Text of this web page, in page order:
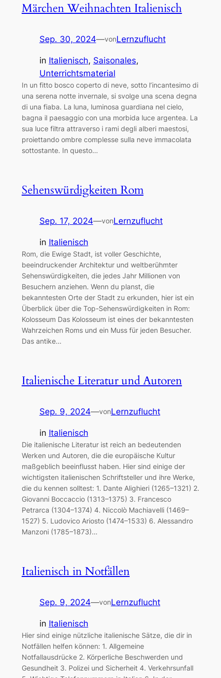
Märchen Weihnachten Italienisch
Sep. 30, 2024—vonLernzuflucht
in Italienisch, Saisonales
Unterrichtsmaterial
In un fitto bosco coperto di neve, sotto l’incantesimo di
una serena notte invernale, si svolge una scena degna
di una fiaba. La luna, luminosa guardiana nel cielo,
bagna il paesaggio con una morbida luce argentea. La
sua luce filtra attraverso i rami degli alberi maestosi,
proiettando ombre complesse sulla neve immacolata
sottostante. In questo…
Sehenswürdigkeiten Rom
Sep. 17, 2024—vonLernzuflucht
in Italienisch
Rom, die Ewige Stadt, ist voller Geschichte,
beeindruckender Architektur und weltberühmter
Sehenswürdigkeiten, die jedes Jahr Millionen von
Besuchern anziehen. Wenn du planst, die
bekanntesten Orte der Stadt zu erkunden, hier ist ein
Überblick über die Top-Sehenswürdigkeiten in Rom:
Kolosseum Das Kolosseum ist eines der bekanntesten
Wahrzeichen Roms und ein Muss für jeden Besucher.
Das antike…
Italienische Literatur und Autoren
Sep. 9, 2024—vonLernzuflucht
in Italienisch
Die italienische Literatur ist reich an bedeutenden
Werken und Autoren, die die europäische Kultur
maßgeblich beeinflusst haben. Hier sind einige der
wichtigsten italienischen Schriftsteller und ihre Werke,
die du kennen solltest: 1. Dante Alighieri (1265–1321) 2.
Giovanni Boccaccio (1313–1375) 3. Francesco
Petrarca (1304–1374) 4. Niccolò Machiavelli (1469–
1527) 5. Ludovico Ariosto (1474–1533) 6. Alessandro
Manzoni (1785–1873)…
Italienisch in Notfällen
Sep. 9, 2024—vonLernzuflucht
in Italienisch
Hier sind einige nützliche italienische Sätze, die dir in
Notfällen helfen können: 1. Allgemeine
Notfallausdrücke 2. Körperliche Beschwerden und
Gesundheit 3. Polizei und Sicherheit 4. Verkehrsunfall